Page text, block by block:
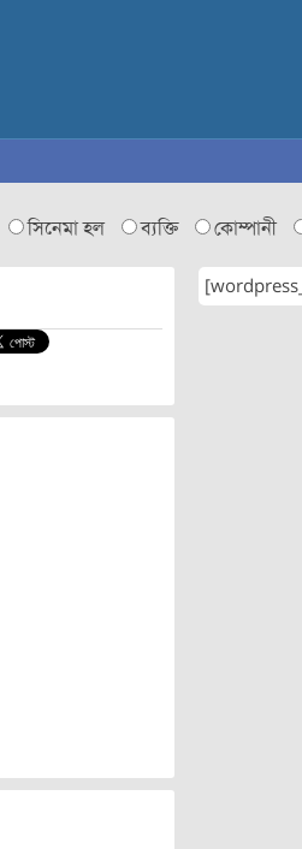
সিনেমা হল ব্যক্তি কোম্পানী